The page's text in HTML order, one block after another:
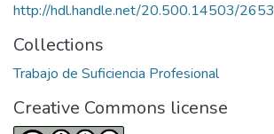
http://hdl.handle.net/20.500.14503/2653
Collections
Trabajo de Suficiencia Profesional
Creative Commons license